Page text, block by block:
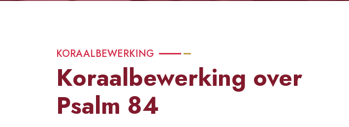
KORAALBEWERKING
Koraalbewerking over
Psalm 84